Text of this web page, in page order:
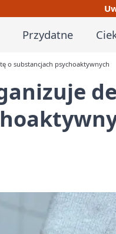
Przydatne
o substancjach psychoaktywnych